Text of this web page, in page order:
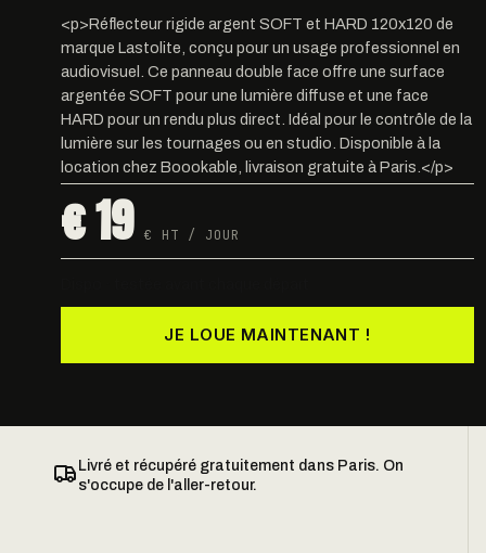
<p>Réflecteur rigide argent SOFT et HARD 120x120 de
marque Lastolite, conçu pour un usage professionnel en
audiovisuel. Ce panneau double face offre une surface
argentée SOFT pour une lumière diffuse et une face
HARD pour un rendu plus direct. Idéal pour le contrôle de la
lumière sur les tournages ou en studio. Disponible à la
location chez Boookable, livraison gratuite à Paris.</p>
€ 19 € HT / JOUR
JE LOUE MAINTENANT !
Livré et récupéré gratuitement dans Paris. On
s'occupe de l'aller-retour.